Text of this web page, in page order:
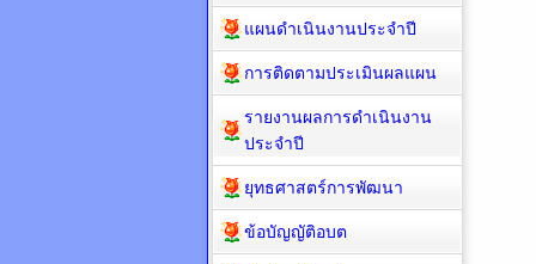
แผนดำเนินงานประจำปี
การติดตามประเมินผลแผน
รายงานผลการดำเนินงาน
ประจำปี
ยุทธศาสตร์การพัฒนา
ข้อบัญญัติอบต